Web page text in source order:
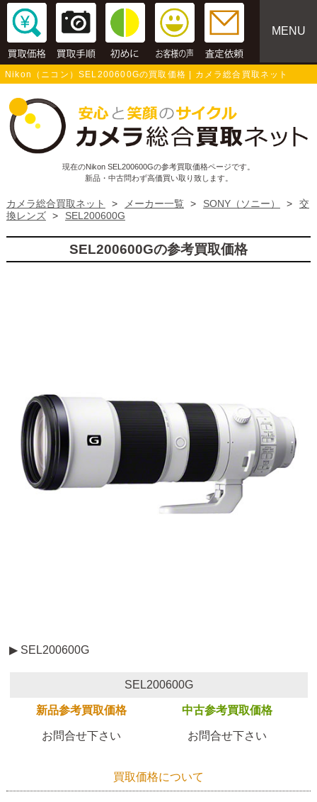
MENU
Nikon（ニコン）SEL200600Gの買取価格 | カメラ総合買取ネット
現在のNikon SEL200600Gの参考買取価格ページです。
新品・中古問わず高価買い取り致します。
カメラ総合買取ネット > メーカー一覧 > SONY（ソニー） >
交
換レンズ > SEL200600G
SEL200600Gの参考買取価格
▶ SEL200600G
SEL200600G
新品参考買取価格 中古参考買取価格
お問合せ下さい お問合せ下さい
買取価格について